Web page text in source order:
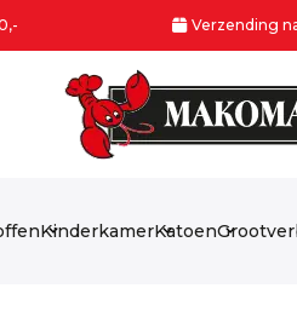
Verzending
KinderkamerKatoen